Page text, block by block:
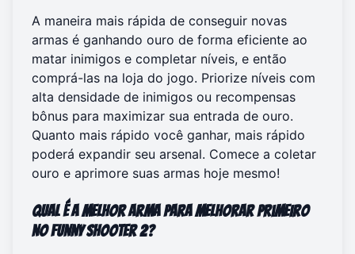
A maneira mais rápida de conseguir novas
armas é ganhando ouro de forma eficiente ao
matar inimigos e completar níveis, e então
comprá-las na loja do jogo. Priorize níveis com
alta densidade de inimigos ou recompensas
bônus para maximizar sua entrada de ouro.
Quanto mais rápido você ganhar, mais rápido
poderá expandir seu arsenal. Comece a coletar
ouro e aprimore suas armas hoje mesmo!
Qual é a melhor arma para melhorar primeiro
no Funny Shooter 2?